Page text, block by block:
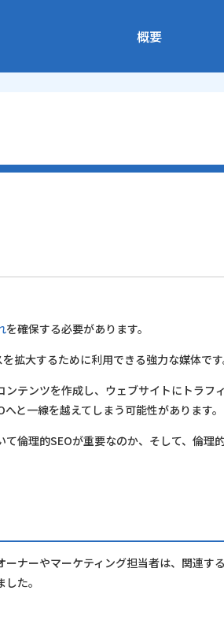
概要
を確保する必要があります。
大するために利用できる強力な媒体です
テンツを作成し、ウェブサイトにトラフ
と一線を越えてしまう可能性があります。
倫理的SEOが重要なのか、そして、倫理
ナーやマーケティング担当者は、関連す
た。